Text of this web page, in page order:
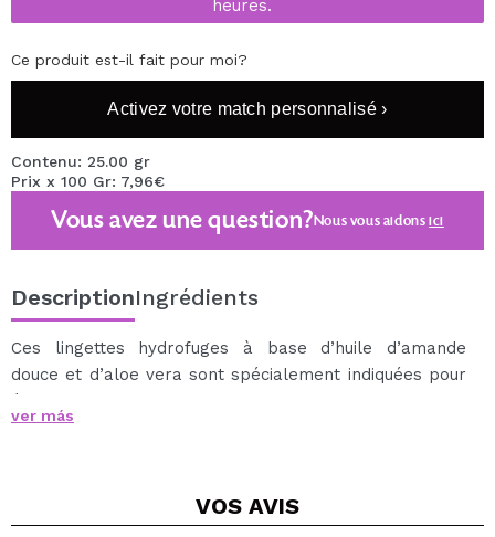
heures.
Ce produit est-il fait pour moi?
Activez votre match personnalisé ›
Contenu: 25.00 gr
Prix x 100 Gr: 7,96€
Vous avez une question?Nous vous aidonsici
DescriptionIngrédients
Ces lingettes hydrofuges à base d’huile d’amande
douce et d’aloe vera sont spécialement indiquées pour
éliminer le maquillage hydrofuge du visage, des yeux et
des lèvres.
une protection parfaite, apportant douceur à la peau.
ver más
VOS AVIS